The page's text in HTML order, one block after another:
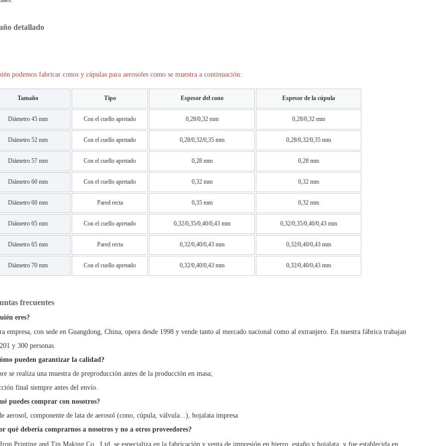
detallado
podemos fabricar conos y cúpulas para aerosoles como se muestra a continuación:
Tamaño Tipo Espesor del cono Espesor de la cúpula
Diámetro 45 mm Con el cuello apretado 0,28/0,32 mm 0,28/0,32 mm
Diámetro 52 mm Con el cuello apretado 0,28/0,32/0,35 mm 0,28/0,32/0,35 mm
Diámetro 57 mm Con el cuello apretado 0,28 mm 0,28 mm
Diámetro 60 mm Con el cuello apretado 0,32 mm 0,32 mm
Diámetro 60 mm Pared recta 0,35 mm 0,32 mm
Diámetro 65 mm Con el cuello apretado 0,32/0,35/0,40/0,43 mm 0,32/0,35/0,40/0,43 mm
Diámetro 65 mm Pared recta 0,32/0,40/0,43 mm 0,32/0,40/0,43 mm
Diámetro 70 mm Con el cuello apretado 0,32/0,40/0,43 mm 0,32/0,40/0,43 mm
frecuentes
eres?
empresa, con sede en Guangdong, China, opera desde 1998 y vende tanto al mercado nacional como al extranjero. En nuestra fábrica trabajan
y 300 personas.
pueden garantizar la calidad?
se realiza una muestra de preproducción antes de la producción en masa;
final siempre antes del envío.
puedes comprar con nosotros?
aerosol, componente de lata de aerosol (cono, cúpula, válvula...), hojalata impresa
qué debería comprarnos a nosotros y no a otros proveedores?
Printing and Tin Making Co., Ltd. se especializa en la fabricación y venta de impresión en hierro, estaño y hojalata, y fue establecida en